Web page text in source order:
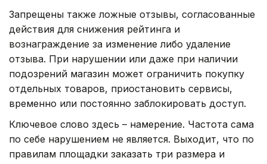
Запрещены также ложные отзывы, согласованные
действия для снижения рейтинга и
вознаграждение за изменение либо удаление
отзыва. При нарушении или даже при наличии
подозрений магазин может ограничить покупку
отдельных товаров, приостановить сервисы,
временно или постоянно заблокировать доступ.
Ключевое слово здесь – намерение. Частота сама
по себе нарушением не является. Выходит, что по
правилам площадки заказать три размера и